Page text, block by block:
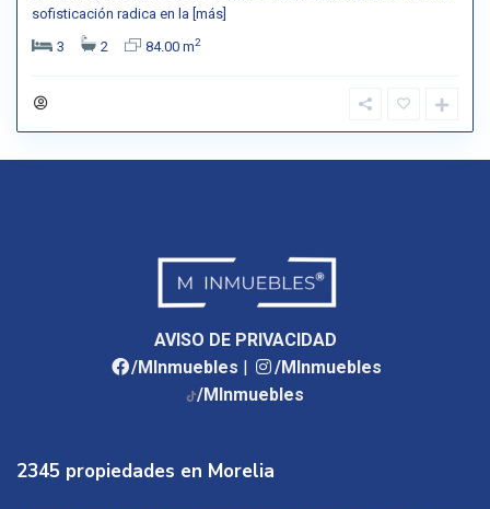
sofisticación radica en la [más]
3
2 84.00 m2
AVISO DE PRIVACIDAD
/MInmuebles |
/MInmuebles
/MInmuebles
2345 propiedades en Morelia